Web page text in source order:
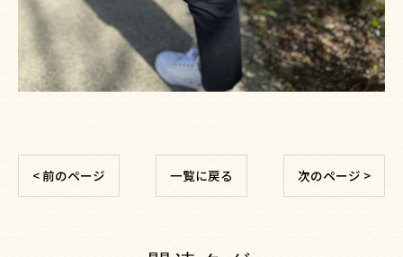
< 前のページ 一覧に戻る 次のページ >